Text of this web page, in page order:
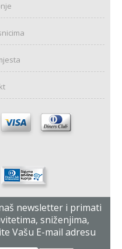
newsletter i primati
sniženjima,
Vašu E-mail adresu